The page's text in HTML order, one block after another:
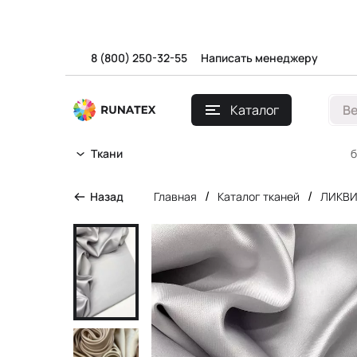
8 (800) 250-32-55 Написать менеджеру
Каталог
Ткани
Назад Главная / Каталог тканей /